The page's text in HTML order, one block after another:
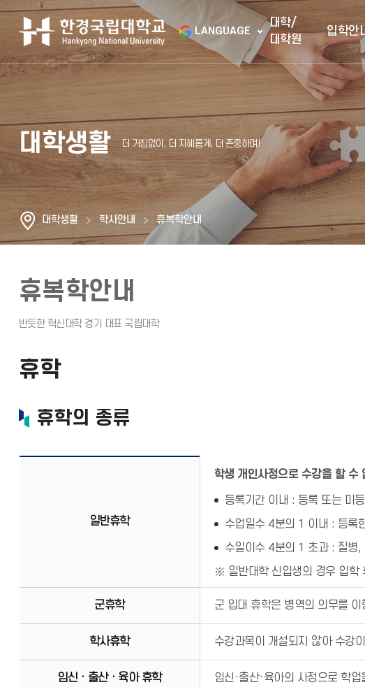
LANGUAGE
대학/
대학원
입학안
대학생활
대학생활 학사안내 휴복학안내
휴복학안내
휴학
휴학의 종류
일반휴학
학생 개인사정으로 수강을 할 수
등록기간 이내 : 등록 또는 미
수업일수 4분의 1 이내 : 등록
수일이수 4분의 1 초과 : 질병,
일반대학 신입생의 경우 입학
군휴학 군 입대 휴학은 병역의 의무를
학사휴학 수강과목이 개설되지 않아 수강
임신ㆍ출산ㆍ육아 휴학 임신·출산·육아의 사정으로 학